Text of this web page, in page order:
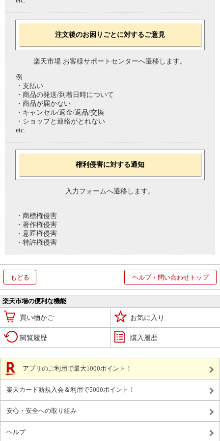
注文後のお困りごとに対するご意見
楽天市場 お客様サポートセンターへ遷移します。
例
・支払い
・商品の発送/到着日時について
・商品が届かない
・キャンセル/返金/返品/交換
・ショップと連絡がとれない
etc.
権利侵害に対する通知
入力フォームへ遷移します。
・商標権侵害
・著作権侵害
・意匠権侵害
・特許権侵害
もどる ヘルプ・問い合わせトップ
楽天市場の便利な機能
買い物かご お気に入り
閲覧履歴 購入履歴
アプリのご利用で最大1000ポイント！
楽天カード新規入会＆利用で5000ポイント！
安心・安全への取り組み
ヘルプ